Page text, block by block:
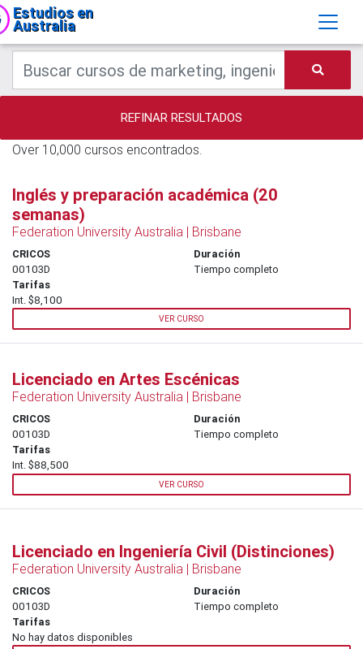
Estudios en
Australia
REFINAR RESULTADOS
Over 10,000 cursos encontrados.
Inglés y preparación académica (20
semanas)
Federation University Australia | Brisbane
CRICOS
00103D
Duración
Tiempo completo
Tarifas
Int. $8,100
VER CURSO
Licenciado en Artes Escénicas
Federation University Australia | Brisbane
CRICOS
00103D
Duración
Tiempo completo
Tarifas
Int. $88,500
VER CURSO
Licenciado en Ingeniería Civil (Distinciones)
Federation University Australia | Brisbane
CRICOS
00103D
Duración
Tiempo completo
Tarifas
No hay datos disponibles